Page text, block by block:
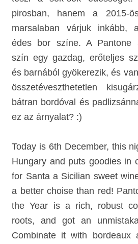
pirosban, hanem a 2015-
marsalaban várjuk inkább,
édes bor színe. A Pantone
szín egy gazdag, erőteljes
és barnából gyökerezik, és
összetéveszthetetlen
bátran bordóval és
ez az árnyalat? :)
Today is 6th December, this
Hungary and puts goodies in
for Santa a Sicilian sweet
a better choise than red!
the Year is a rich, robust
roots, and got an
Combinate it with bordeaux